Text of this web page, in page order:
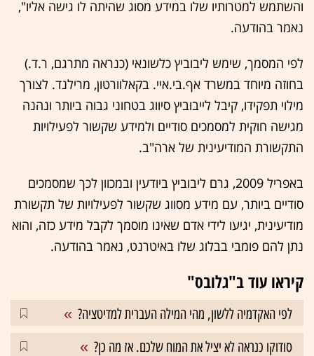
והשתמש למטרותיו שלו במידע מסוג שהיתה לו גישה אליו",
נאמר בהודעה.
לפי המסמך, שימש ליבוביץ כלשונאי (כנראה מתרגם, ר.ד.)
בחוזה מיוחד במשרד אף.בי.איי. בקאלוורטון, מרילנד. לצורך
מילוי תפקידו, קיבל לייבוביץ סיווג בטחוני גבוה ביותר ונהנה
מגישה חוקית למסמכים סודיים ולמידע שקשור לפעילויות
התקשורת המודיעינית של ארה"ב.
באפריל 2009, גרם ליבוביץ ביודעין ובמכוון לכך שמסמכים
סודיים ביותר, עם מידע מסווג שקשור לפעילויות של תקשורת
מודיעינית, יגיעו לידי אדם שאינו מוסמך לקבל מידע כזה, והוא
נתן להם פומבי בבלוג שלו באיטרנט, נאמר בהודעה.
קיראו עוד ב"גלובס"
לפי האקדמיה ללשון, מהי המילה העברית למדיטציה?
סודוקו כנראה לא יציל את המוח שלכם. אז מה כן?